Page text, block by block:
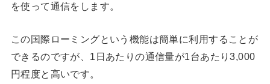
を使って通信をします。
この国際ローミングという機能は簡単に利用することが
できるのですが、1日あたりの通信量が1台あたり3,000
円程度と高いです。